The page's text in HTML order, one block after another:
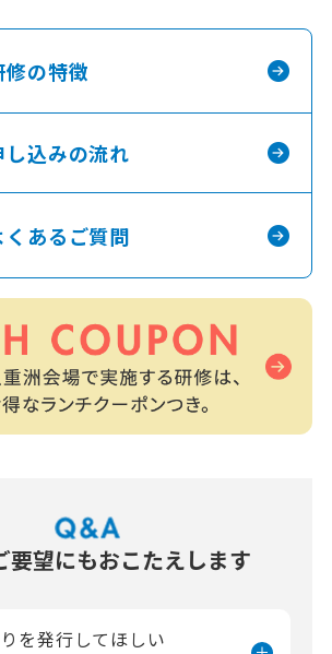
修の特徴
し込みの流れ
くあるご質問
要望にもおこたえします
を発行してほしい